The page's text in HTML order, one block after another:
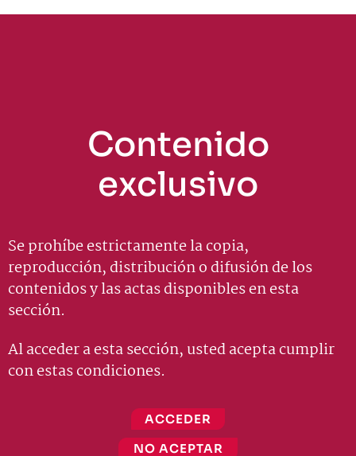
Contenido
exclusivo
Se prohíbe estrictamente la copia,
reproducción, distribución o difusión de los
contenidos y las actas disponibles en esta
sección.
Al acceder a esta sección, usted acepta cumplir
con estas condiciones.
ACCEDER
NO ACEPTAR